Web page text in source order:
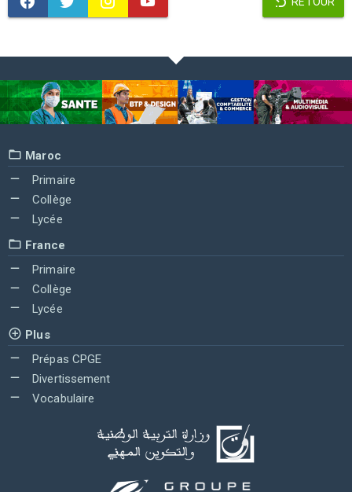
Maroc
Primaire
Collège
Lycée
France
Primaire
Collège
Lycée
Plus
Prépas CPGE
Divertissement
Vocabulaire